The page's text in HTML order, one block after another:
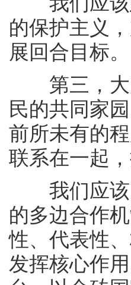
的保护主义
展回合目标。
第三，大
民的共同家
前所未有的
联系在一起
我们应该
的多边合作
性、代表性
发挥核心作